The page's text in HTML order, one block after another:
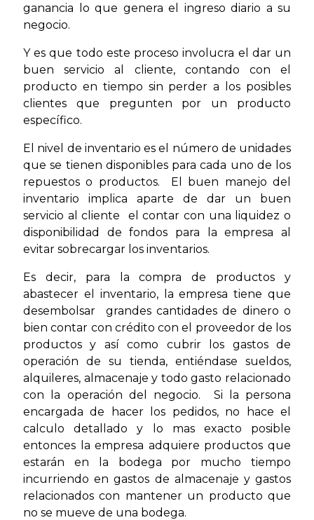
ganancia lo que genera el ingreso diario a su
negocio.
Y es que todo este proceso involucra el dar un
buen servicio al cliente, contando con el
producto en tiempo sin perder a los posibles
clientes que pregunten por un producto
específico.
El nivel de inventario es el número de unidades
que se tienen disponibles para cada uno de los
repuestos o productos. El buen manejo del
inventario implica aparte de dar un buen
servicio al cliente el contar con una liquidez o
disponibilidad de fondos para la empresa al
evitar sobrecargar los inventarios.
Es decir, para la compra de productos y
abastecer el inventario, la empresa tiene que
desembolsar grandes cantidades de dinero o
bien contar con crédito con el proveedor de los
productos y así como cubrir los gastos de
operación de su tienda, entiéndase sueldos,
alquileres, almacenaje y todo gasto relacionado
con la operación del negocio. Si la persona
encargada de hacer los pedidos, no hace el
calculo detallado y lo mas exacto posible
entonces la empresa adquiere productos que
estarán en la bodega por mucho tiempo
incurriendo en gastos de almacenaje y gastos
relacionados con mantener un producto que
no se mueve de una bodega.